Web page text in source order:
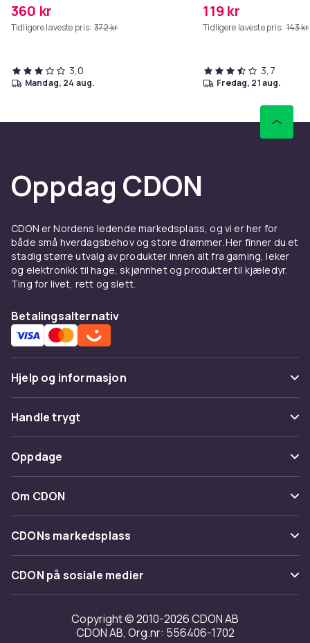
360 kr
Tidligere laveste pris: 372 kr
3,0
mandag, 24 aug.
119 kr
Tidligere laveste pris: 143 kr
3,7
fredag, 21 aug.
Oppdag CDON
CDON er Nordens ledende markedsplass, og vi er her for
både små hverdagsbehov og store drømmer. Her finner du et
stadig større utvalg av produkter innen alt fra gaming, leker
og elektronikk til hage, skjønnhet og produkter til kjæledyr.
Ting for livet, rett og slett.
Betalingsalternativ
Hjelp og informasjon
Vanlige spørsmål
Spor pakke
Angre & returner her
Kontakt oss
Handle trygt
Betaling
Levering
Tilbakekallinger
Oppdage
Kategorier
Varemerker
Om CDON
Om oss
Kundeanmeldelser
Jobbe på CDON
Investor relations
CDONs markedsplass
Merchant Help Center
CDON på sosiale medier
Copyright © 2010-2026 CDON AB
CDON AB, Org.nr: 556406-1702